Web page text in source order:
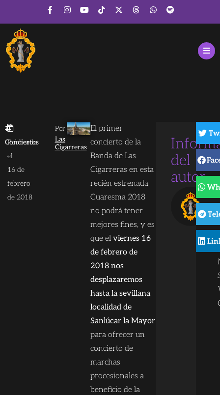
Conciertos
Publicado
el
16 de
febrero
de 2018
Por
Las
Cigarreras
El primer
concierto de la
Banda de Las
Cigarreras en esta
recién estrenada
Cuaresma 2018
no podrá tener
mejores fines, y es
que elviernes 16
de febrero de
2018 nos
desplazaremos
hasta la sevillana
localidad de
Sanlúcar la Mayor
para ofrecer un
concierto de
marchas
procesionales a
beneficio de la
del
autor